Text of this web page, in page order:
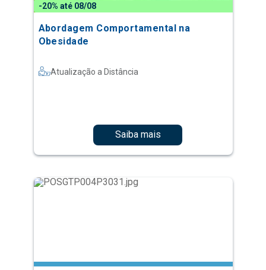
-20% até 08/08
Abordagem Comportamental na
Obesidade
Atualização a Distância
Saiba mais